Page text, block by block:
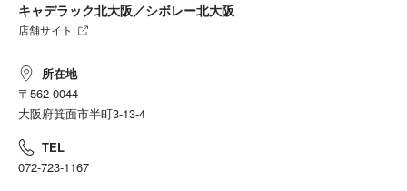
トランスミッション
8速デュアルクラッチ（DCT）
サイズ
キャデラック北大阪／シボレー北大阪
店舗サイト
所在地
〒562-0044
大阪府箕面市半町3-13-4
TEL
072-723-1167